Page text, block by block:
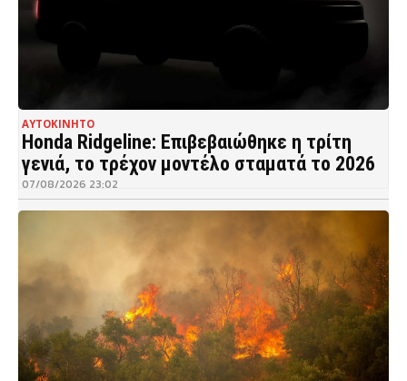
ΑΥΤΟΚΙΝΗΤΟ
Honda Ridgeline: Επιβεβαιώθηκε η τρίτη
γενιά, το τρέχον μοντέλο σταματά το 2026
07/08/2026 23:02